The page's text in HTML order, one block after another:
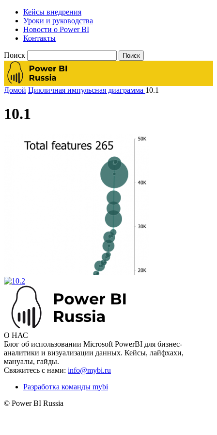
Кейсы внедрения
Уроки и руководства
Новости о Power BI
Контакты
Поиск
Домой Цикличная импульсная диаграмма 10.1
10.1
О НАС
Блог об использовании Microsoft PowerBI для бизнес-
аналитики и визуализации данных. Кейсы, лайфхахи,
мануалы, гайды.
Свяжитесь с нами: info@mybi.ru
Разработка команды mybi
© Power BI Russia